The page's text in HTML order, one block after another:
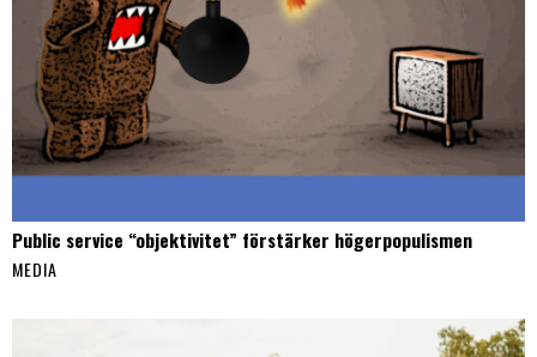
Public service “objektivitet” förstärker högerpopulismen
MEDIA